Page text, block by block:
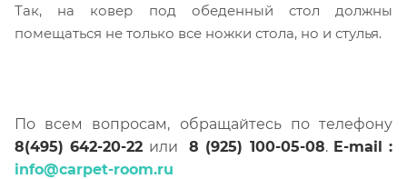
Так, на ковер под обеденный стол должны
помещаться не только все ножки стола, но и стулья.
По всем вопросам, обращайтесь по телефону
8(495) 642-20-22 или 8 (925) 100-05-08. E-mail :
info@carpet-room.ru